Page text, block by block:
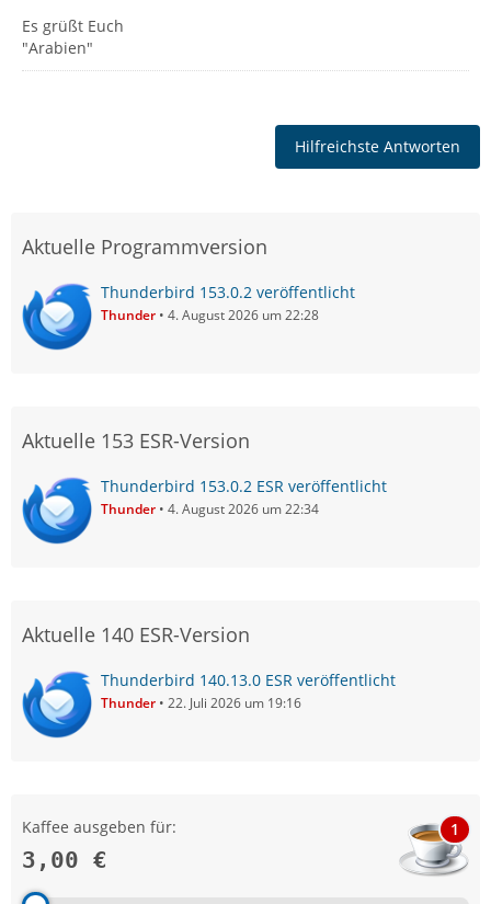
Es grüßt Euch
"Arabien"
Hilfreichste Antworten
Aktuelle Programmversion
Thunderbird 153.0.2 veröffentlicht
Thunder 4. August 2026 um 22:28
Aktuelle 153 ESR-Version
Thunderbird 153.0.2 ESR veröffentlicht
Thunder 4. August 2026 um 22:34
Aktuelle 140 ESR-Version
Thunderbird 140.13.0 ESR veröffentlicht
Thunder 22. Juli 2026 um 19:16
Kaffee ausgeben für:
3,00 €
1